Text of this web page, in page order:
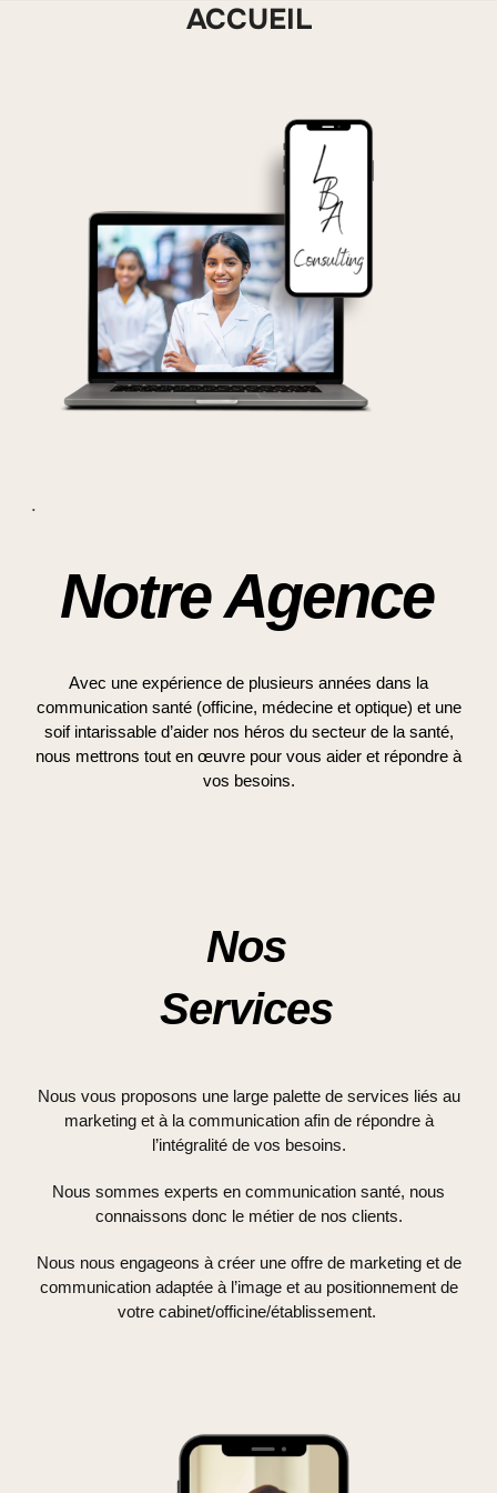
ACCUEIL
.
Notre Agence
Avec une expérience de plusieurs années dans la
communication santé (officine, médecine et optique) et une
soif intarissable d’aider nos héros du secteur de la santé,
nous mettrons tout en œuvre pour vous aider et répondre à
vos besoins.
Nos
Services
Nous vous proposons une large palette de services liés au
marketing et à la communication afin de répondre à
l’intégralité de vos besoins.
Nous sommes experts en communication santé, nous
connaissons donc le métier de nos clients.
Nous nous engageons à créer une offre de marketing et de
communication adaptée à l’image et au positionnement de
votre cabinet/officine/établissement.